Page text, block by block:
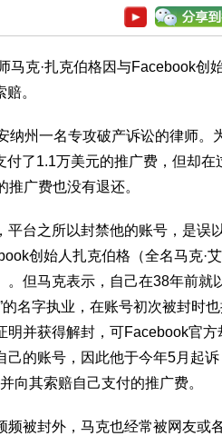
克·扎克伯格因与Facebook创
。
纳州一名专攻破产诉讼的律师。
了1.1万美元的推广费，但却在
广费也没有退还。
平台之所以封禁他的账号，是误
创始人扎克伯格（全名马克·艾
。但马克表示，自己在38年前就
的名字执业，在账号初次被封时
明并获得解封，可Facebook官方
己的账号，因此他于今年5月起诉
向其索赔自己支付的推广费。
频被封外，马克也经常被网友或